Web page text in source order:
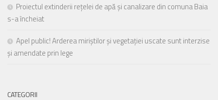
Proiectul extinderii rețelei de apă și canalizare din comuna Baia
s-a încheiat
Apel public! Arderea miriștilor și vegetației uscate sunt interzise
și amendate prin lege
CATEGORII